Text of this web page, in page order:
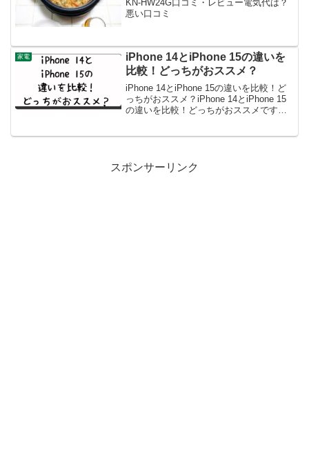
KN-HW24G口コミ・レビュー電気代は？
悪い口コミ
家電
iPhone 14とiPhone 15の違いを
比較！どっちがおススメ？
iPhone 14とiPhone 15の違いを比較！ど
っちがおススメ？iPhone 14とiPhone 15
の違いを比較！どっちがおススメです
スポンサーリンク